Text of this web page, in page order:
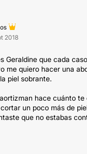
2018
Geraldine que cada
me quiero hacer una
piel sobrante.
hace cuánto te
un poco más de
que no estabas